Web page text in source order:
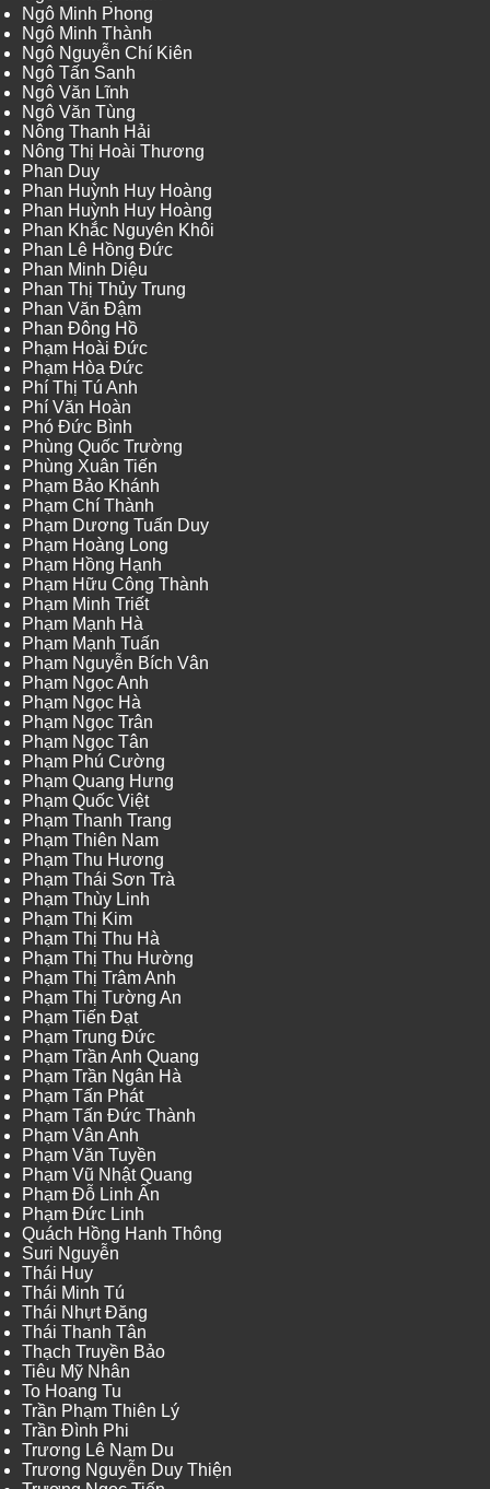
Ngô Minh Phong
Ngô Minh Thành
Ngô Nguyễn Chí Kiên
Ngô Tấn Sanh
Ngô Văn Lĩnh
Ngô Văn Tùng
Nông Thanh Hải
Nông Thị Hoài Thương
Phan Duy
Phan Huỳnh Huy Hoàng
Phan Huỳnh Huy Hoàng
Phan Khắc Nguyên Khôi
Phan Lê Hồng Đức
Phan Minh Diệu
Phan Thị Thủy Trung
Phan Văn Đậm
Phan Đông Hồ
Phạm Hoài Đức
Phạm Hòa Đức
Phí Thị Tú Anh
Phí Văn Hoàn
Phó Đức Bình
Phùng Quốc Trường
Phùng Xuân Tiến
Phạm Bảo Khánh
Phạm Chí Thành
Phạm Dương Tuấn Duy
Phạm Hoàng Long
Phạm Hồng Hạnh
Phạm Hữu Công Thành
Phạm Minh Triết
Phạm Mạnh Hà
Phạm Mạnh Tuấn
Phạm Nguyễn Bích Vân
Phạm Ngọc Anh
Phạm Ngọc Hà
Phạm Ngọc Trân
Phạm Ngọc Tân
Phạm Phú Cường
Phạm Quang Hưng
Phạm Quốc Việt
Phạm Thanh Trang
Phạm Thiên Nam
Phạm Thu Hương
Phạm Thái Sơn Trà
Phạm Thùy Linh
Phạm Thị Kim
Phạm Thị Thu Hà
Phạm Thị Thu Hường
Phạm Thị Trâm Anh
Phạm Thị Tường An
Phạm Tiến Đạt
Phạm Trung Đức
Phạm Trần Anh Quang
Phạm Trần Ngân Hà
Phạm Tấn Phát
Phạm Tấn Đức Thành
Phạm Vân Anh
Phạm Văn Tuyền
Phạm Vũ Nhật Quang
Phạm Đỗ Linh Ấn
Phạm Đức Linh
Quách Hồng Hanh Thông
Suri Nguyễn
Thái Huy
Thái Minh Tú
Thái Nhựt Đăng
Thái Thanh Tân
Thạch Truyền Bảo
Tiêu Mỹ Nhân
To Hoang Tu
Trần Phạm Thiên Lý
Trần Đình Phi
Trương Lê Nam Du
Trương Nguyễn Duy Thiện